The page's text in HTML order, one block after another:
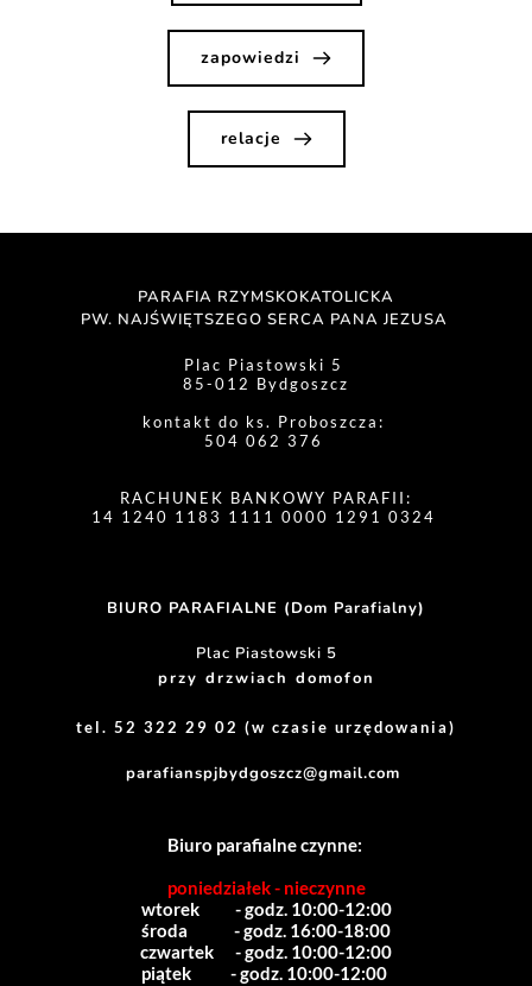
zapowiedzi
relacje
PARAFIA RZYMSKOKATOLICKA
PW. NAJŚWIĘTSZEGO SERCA PANA JEZUSA
Plac Piastowski 5
85-012 Bydgoszcz
kontakt do ks. Proboszcza:
504 062 376
RACHUNEK BANKOWY PARAFII:
14 1240 1183 1111 0000 1291 0324
BIURO PARAFIALNE (Dom Parafialny)
Plac Piastowski 5
przy drzwiach domofon
tel. 52 322 29 02 (w czasie urzędowania)
parafianspjbydgoszcz@gmail.com
Biuro parafialne czynne:
poniedziałek - nieczynne
wtorek          - godz. 10:00-12:00
środa             - godz. 16:00-18:00
czwartek      - godz. 10:00-12:00
piątek           - godz. 10:00-12:00